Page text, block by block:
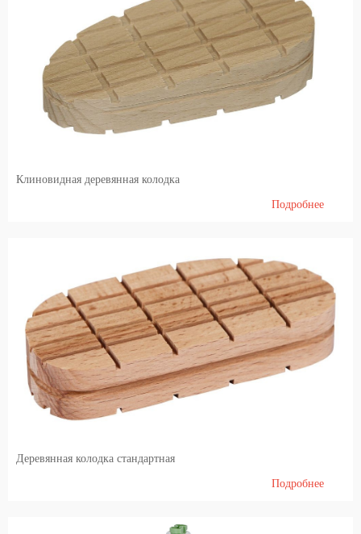
Клиновидная деревянная колодка
Подробнее
Деревянная колодка стандартная
Подробнее